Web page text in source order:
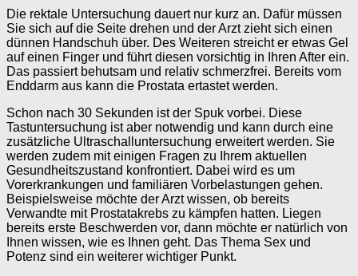
Die rektale Untersuchung dauert nur kurz an. Dafür müssen
Sie sich auf die Seite drehen und der Arzt zieht sich einen
dünnen Handschuh über. Des Weiteren streicht er etwas Gel
auf einen Finger und führt diesen vorsichtig in Ihren After ein.
Das passiert behutsam und relativ schmerzfrei. Bereits vom
Enddarm aus kann die Prostata ertastet werden.
Schon nach 30 Sekunden ist der Spuk vorbei. Diese
Tastuntersuchung ist aber notwendig und kann durch eine
zusätzliche Ultraschalluntersuchung erweitert werden. Sie
werden zudem mit einigen Fragen zu Ihrem aktuellen
Gesundheitszustand konfrontiert. Dabei wird es um
Vorerkrankungen und familiären Vorbelastungen gehen.
Beispielsweise möchte der Arzt wissen, ob bereits
Verwandte mit Prostatakrebs zu kämpfen hatten. Liegen
bereits erste Beschwerden vor, dann möchte er natürlich von
Ihnen wissen, wie es Ihnen geht. Das Thema Sex und
Potenz sind ein weiterer wichtiger Punkt.